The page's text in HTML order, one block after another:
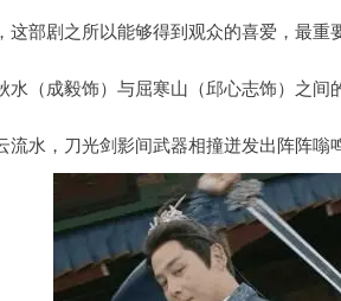
这部剧之所以能够得到观众的喜爱，最重
水（成毅饰）与屈寒山（邱心志饰）之间
流水，刀光剑影间武器相撞迸发出阵阵嗡